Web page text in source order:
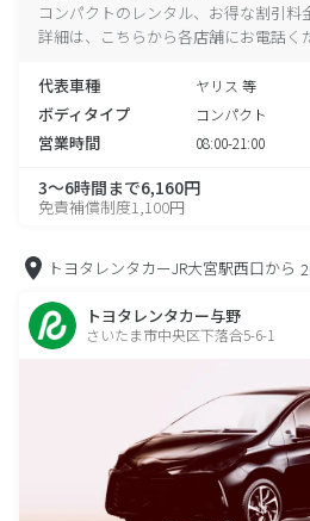
コンパクトのレンタル、お得な割引料
詳細は、こちらから各店舗にお電話く
代表車種 ヤリス 等
ボディタイプ コンパクト
営業時間 08:00-21:00
3～6時間まで6,160円
免責補償制度1,100円
トヨタレンタカーJR大宮駅西口から
トヨタレンタカー与野
さいたま市中央区下落合5-6-1